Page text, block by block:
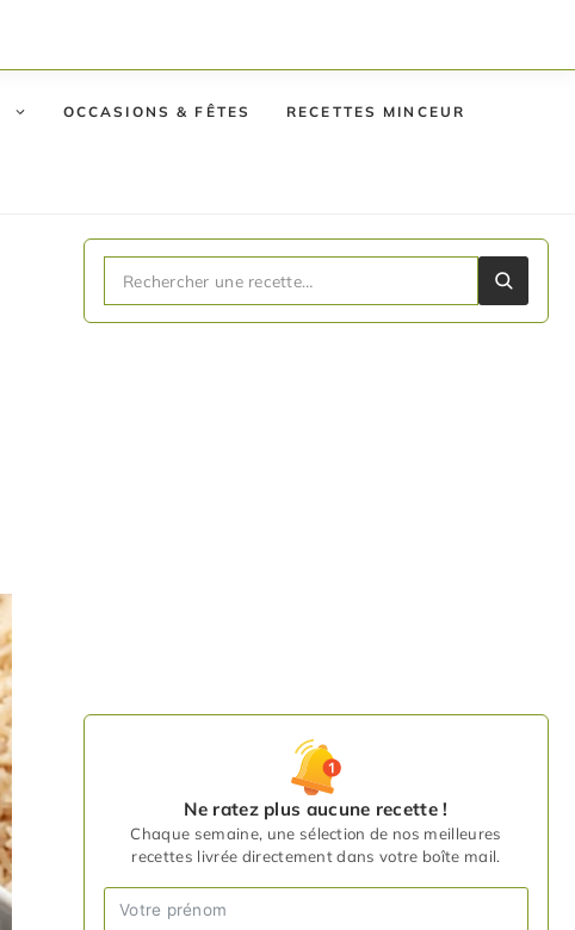
OCCASIONS & FÊTES RECETTES MINCEUR
Ne ratez plus aucune recette !
Chaque semaine, une sélection de nos meilleures
recettes livrée directement dans votre boîte mail.